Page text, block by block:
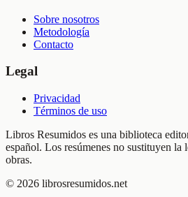
Sobre nosotros
Metodología
Contacto
Legal
Privacidad
Términos de uso
Libros Resumidos es una biblioteca
español. Los resúmenes no sustituyen la
obras.
© 2026 librosresumidos.net